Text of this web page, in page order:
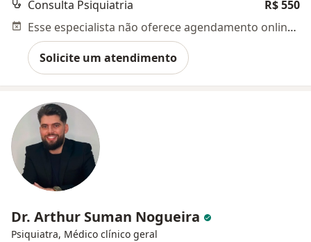
Consulta Psiquiatria
R$ 550
Esse especialista não oferece agendamento online para esse endereço.
Solicite um atendimento
Dr. Arthur Suman Nogueira
Psiquiatra, Médico clínico geral